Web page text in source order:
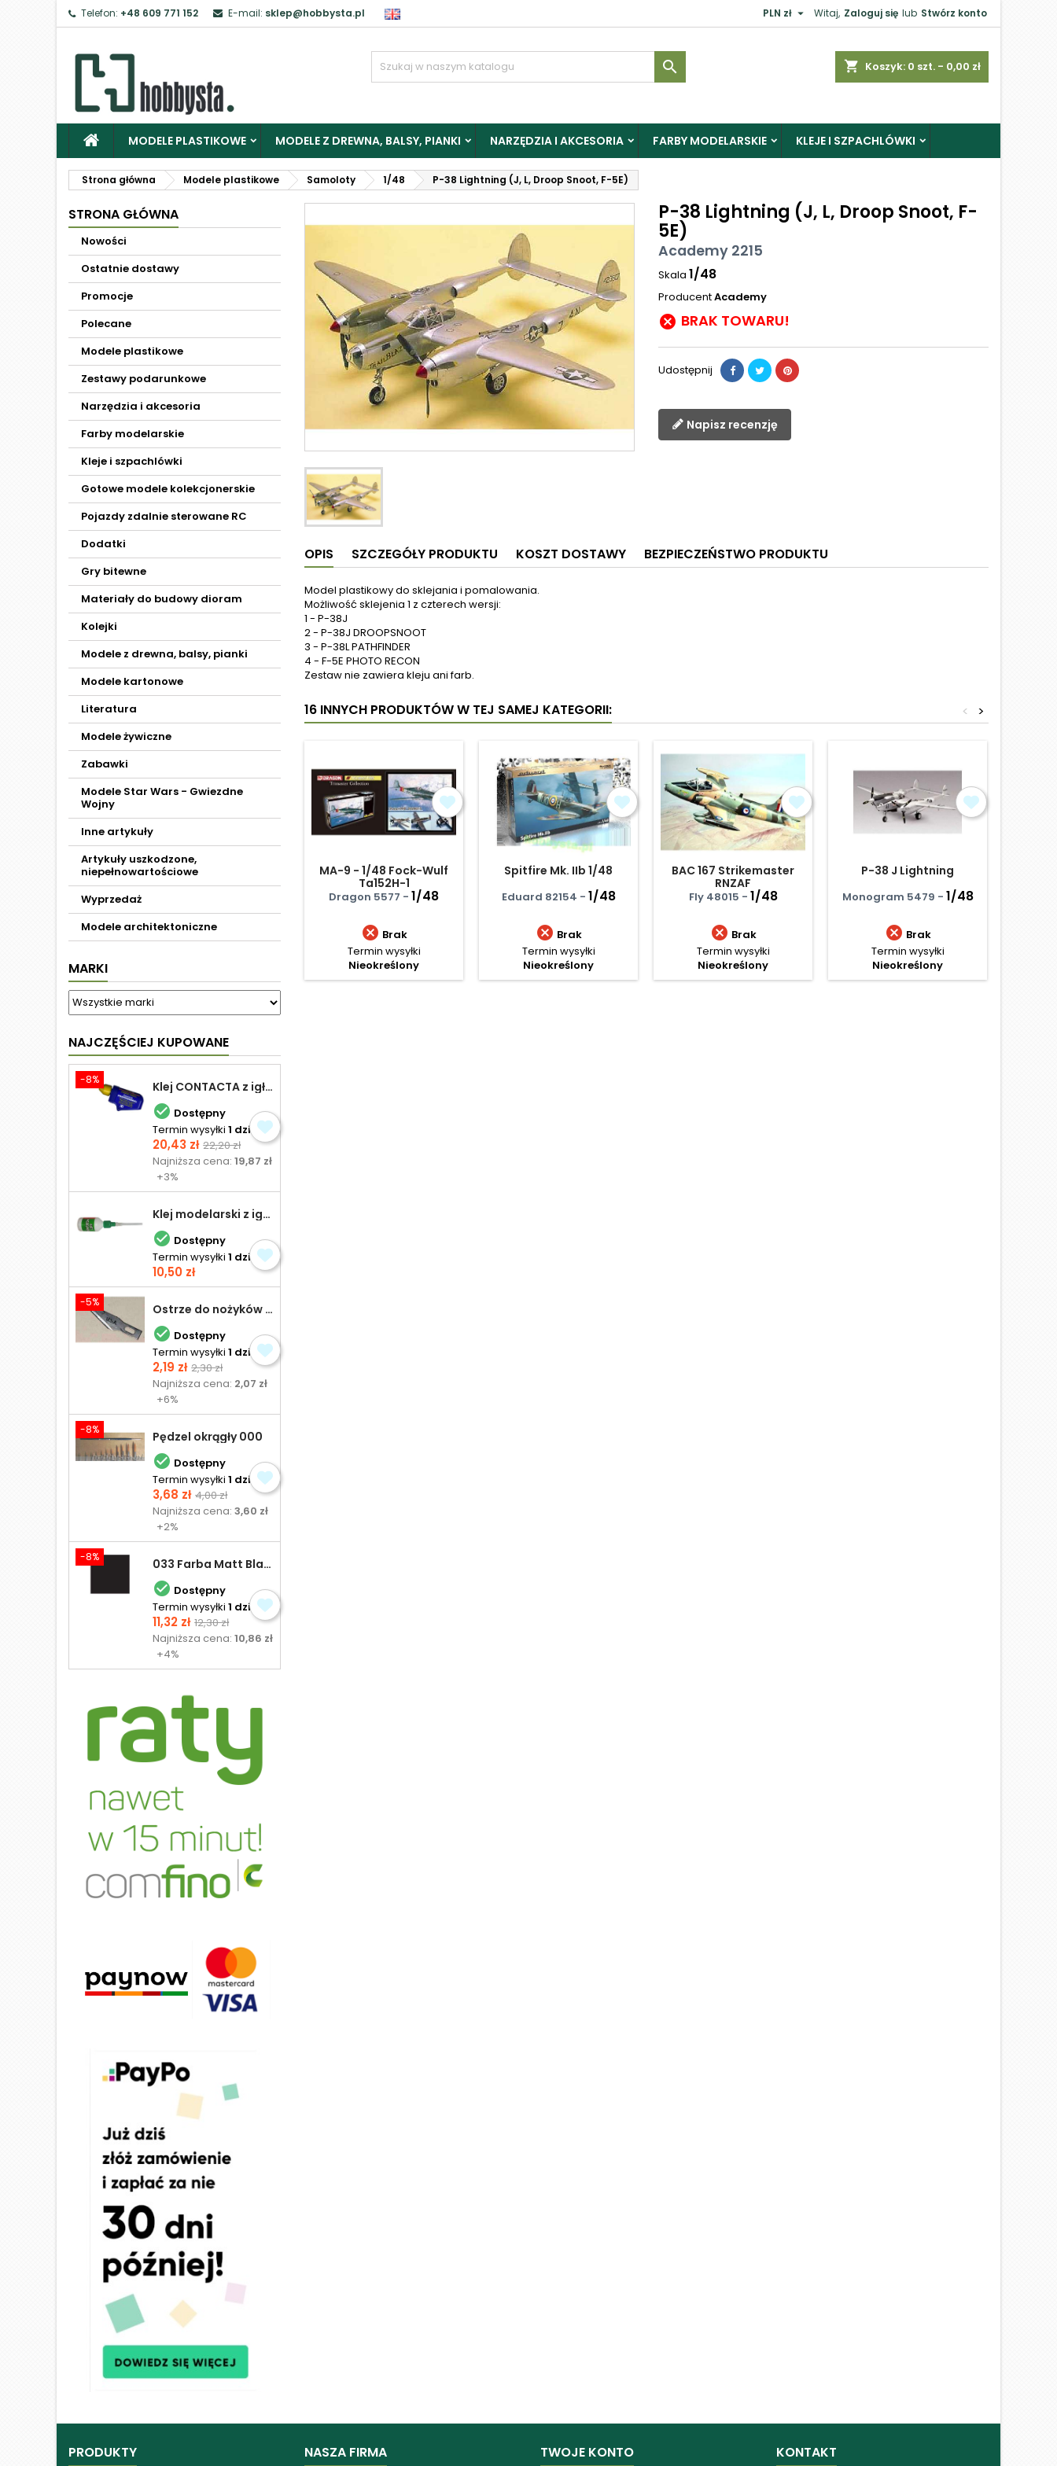
Telefon: +48 609 771 152 E-mail: sklep@hobbysta.pl Witaj, Zaloguj się lub Stwórz konto
PLN zł 
shopping_cart Koszyk: 0 szt. - 0,00 zł

MODELE PLASTIKOWE MODELE Z DREWNA, BALSY, PIANKI NARZĘDZIA I AKCESORIA FARBY MODELARSKIE KLEJE I SZPACHLÓWKI
Strona główna Modele plastikowe Samoloty 1/48 P-38 Lightning (J, L, Droop Snoot, F-5E)
STRONA GŁÓWNA
Nowości
Ostatnie dostawy
Promocje
Polecane
Modele plastikowe
Zestawy podarunkowe
Narzędzia i akcesoria
Farby modelarskie
Kleje i szpachlówki
Gotowe modele kolekcjonerskie
Pojazdy zdalnie sterowane RC
Dodatki
Gry bitewne
Materiały do budowy dioram
Kolejki
Modele z drewna, balsy, pianki
Modele kartonowe
Literatura
Modele żywiczne
Zabawki
Modele Star Wars - Gwiezdne
Wojny
Inne artykuły
Artykuły uszkodzone,
niepełnowartościowe
Wyprzedaż
Modele architektoniczne
MARKI
NAJCZĘŚCIEJ KUPOWANE
-8% Klej CONTACTA z igłą do plastiku 25,0 g
 Dostępny
Termin wysyłki 1 dzień
Cena
20,43 zł Cena
podstawowa
22,20 zł
Najniższa cena:19,87 zł
+3%
Klej modelarski z igłą 30 ml
 Dostępny
Termin wysyłki 1 dzień
Cena
10,50 zł
-5% Ostrze do nożyków Excel
 Dostępny
Termin wysyłki 1 dzień
Cena
2,19 zł Cena
podstawowa
2,30 zł
Najniższa cena: 2,07 zł
+6%
-8% Pędzel okrągły 000
 Dostępny
Termin wysyłki 1 dzień
Cena
3,68 zł Cena
podstawowa
4,00 zł
Najniższa cena:3,60 zł
+2%
-8% 033 Farba Matt Black - olejna
 Dostępny
Termin wysyłki 1 dzień
Cena
11,32 zł Cena
podstawowa
12,30 zł
Najniższa cena:10,86 zł
+4%
P-38 Lightning (J, L, Droop Snoot, F-
5E)
Academy 2215
Skala 1/48
ProducentAcademy
 BRAK TOWARU!
Udostępnij
Napisz recenzję
OPIS SZCZEGÓŁY PRODUKTU KOSZT DOSTAWY BEZPIECZEŃSTWO PRODUKTU
Model plastikowy do sklejania i pomalowania.
Możliwość sklejenia 1 z czterech wersji:
1 - P-38J
2 - P-38J DROOPSNOOT
3 - P-38L PATHFINDER
4 - F-5E PHOTO RECON
Zestaw nie zawiera kleju ani farb.
16 INNYCH PRODUKTÓW W TEJ SAMEJ KATEGORII: >
<
MA-9 - 1/48 Fock-Wulf
Ta152H-1
Dragon 5577 - 1/48
 Brak
Termin wysyłki
Nieokreślony
Spitfire Mk. IIb 1/48
Eduard 82154 - 1/48
 Brak
Termin wysyłki
Nieokreślony
BAC 167 Strikemaster
RNZAF
Fly 48015 - 1/48
 Brak
Termin wysyłki
Nieokreślony
P-38 J Lightning
Monogram 5479 - 1/48
 Brak
Termin wysyłki
Nieokreślony
PRODUKTY NASZA FIRMA TWOJE KONTO KONTAKT